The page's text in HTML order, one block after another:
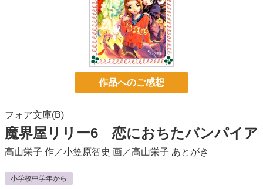
作品へのご感想
フォア文庫(B)
魔界屋リリー6 恋におちたバンパイア
高山栄子 作／小笠原智史 画／高山栄子 あとがき
小学校中学年から